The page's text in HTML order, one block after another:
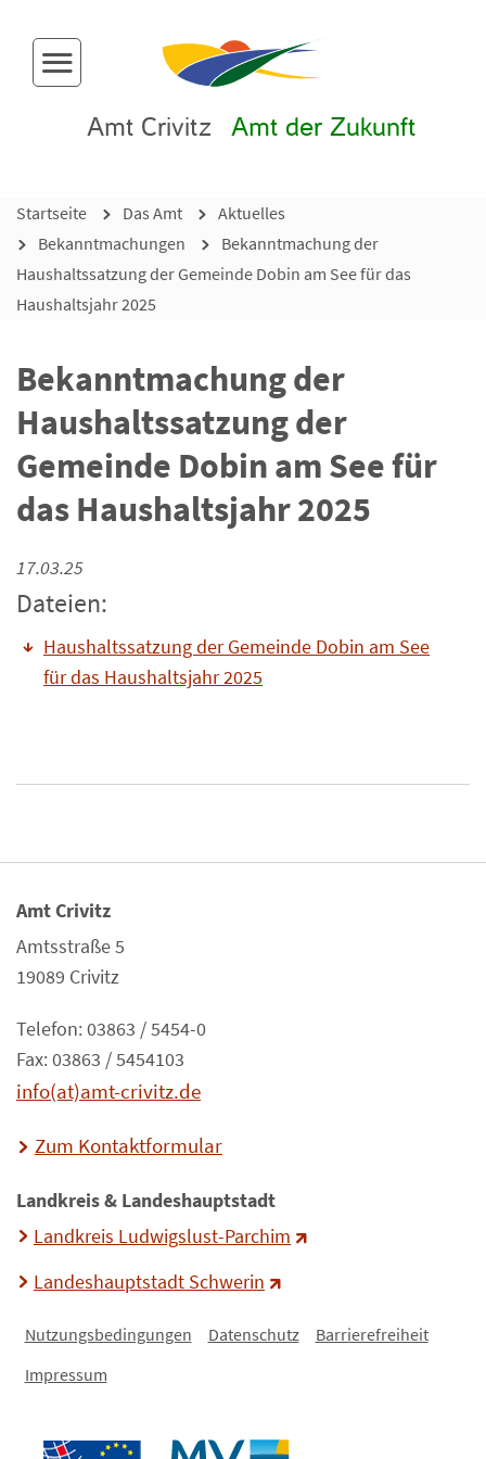
Menü-Button
Amt Crivitz Amt der Zukunft
Startseite Das Amt
Aktuelles
Bekanntmachungen
Bekanntmachung der
Haushaltssatzung der Gemeinde Dobin am See für das
Haushaltsjahr 2025
Bekanntmachung der
Haushaltssatzung der
Gemeinde Dobin am See für
das Haushaltsjahr 2025
17.03.25
Dateien:
Haushaltssatzung der Gemeinde Dobin am See
für das Haushaltsjahr 2025
Amt Crivitz
Amtsstraße 5
19089 Crivitz
Telefon: 03863 / 5454-0
Fax: 03863 / 5454103
info(at)amt-crivitz.de
Zum Kontaktformular
Landkreis & Landeshauptstadt
Landkreis Ludwigslust-Parchim
Landeshauptstadt Schwerin
Nutzungsbedingungen Datenschutz
Barrierefreiheit
Impressum